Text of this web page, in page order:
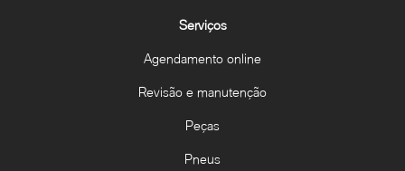
Serviços
Agendamento online
Revisão e manutenção
Peças
Pneus